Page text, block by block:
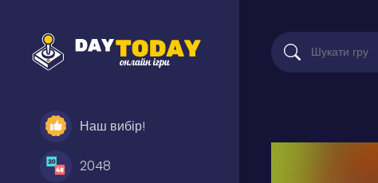
Наш вибір!
2048